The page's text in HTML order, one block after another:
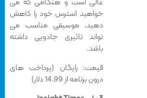
عالی است و هنگامی که می
خواهید استرس خود را کاهش
دهید، موسیقی مناسب می
تواند تاثیری جادویی داشته
باشد.
قیمت: رایگان (پرداخت های
درون برنامه از 14.99 دلار)